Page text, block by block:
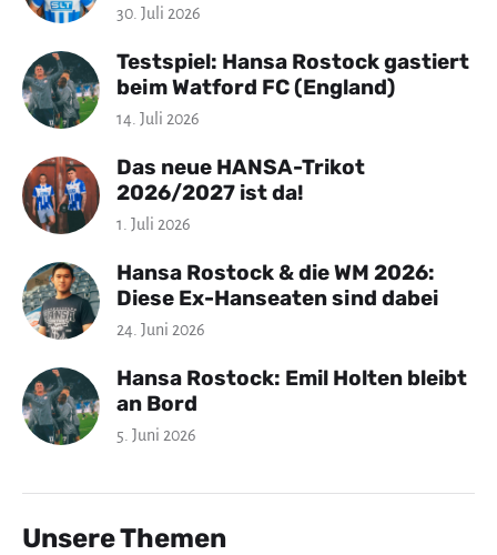
30. Juli 2026
Testspiel: Hansa Rostock gastiert
beim Watford FC (England)
14. Juli 2026
Das neue HANSA-Trikot
2026/2027 ist da!
1. Juli 2026
Hansa Rostock & die WM 2026:
Diese Ex-Hanseaten sind dabei
24. Juni 2026
Hansa Rostock: Emil Holten bleibt
an Bord
5. Juni 2026
Unsere Themen